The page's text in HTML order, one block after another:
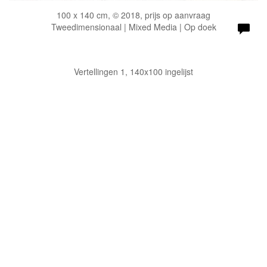
100 x 140 cm, © 2018, prijs op aanvraag
Tweedimensionaal | Mixed Media | Op doek
Vertellingen 1, 140x100 ingelijst